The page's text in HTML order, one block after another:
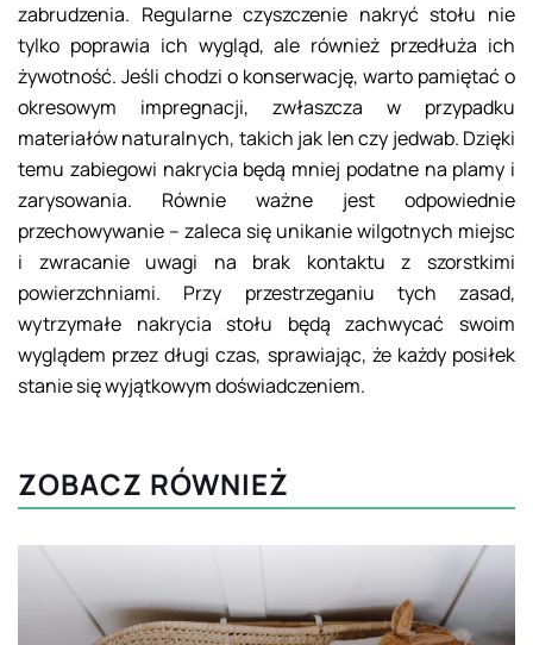
zabrudzenia. Regularne czyszczenie nakryć stołu nie
tylko poprawia ich wygląd, ale również przedłuża ich
żywotność. Jeśli chodzi o konserwację, warto pamiętać o
okresowym impregnacji, zwłaszcza w przypadku
materiałów naturalnych, takich jak len czy jedwab. Dzięki
temu zabiegowi nakrycia będą mniej podatne na plamy i
zarysowania. Równie ważne jest odpowiednie
przechowywanie – zaleca się unikanie wilgotnych miejsc
i zwracanie uwagi na brak kontaktu z szorstkimi
powierzchniami. Przy przestrzeganiu tych zasad,
wytrzymałe nakrycia stołu będą zachwycać swoim
wyglądem przez długi czas, sprawiając, że każdy posiłek
stanie się wyjątkowym doświadczeniem.
ZOBACZ RÓWNIEŻ